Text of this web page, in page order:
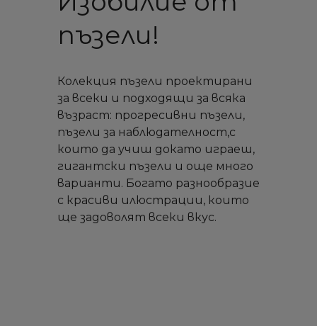
пъзели!
Колекция пъзели проектирани
за всеки и подходящи за всяка
възраст: прогресивни пъзели,
пъзели за наблюдателност,с
които да учиш докато играеш,
гигантски пъзели и още много
варианти. Богато разнообразие
с красиви илюстрации, които
ще задоволят всеки вкус.